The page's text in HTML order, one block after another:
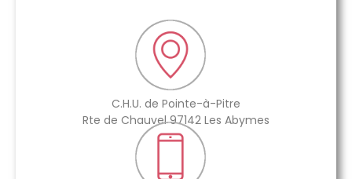
C.H.U. de Pointe-à-Pitre
Rte de Chauvel 97142 Les Abymes